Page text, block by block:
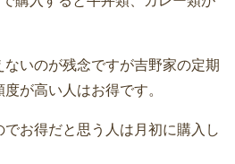
いのが残念ですが吉野家の定期
が高い人はお得です。
お得だと思う人は月初に購入し